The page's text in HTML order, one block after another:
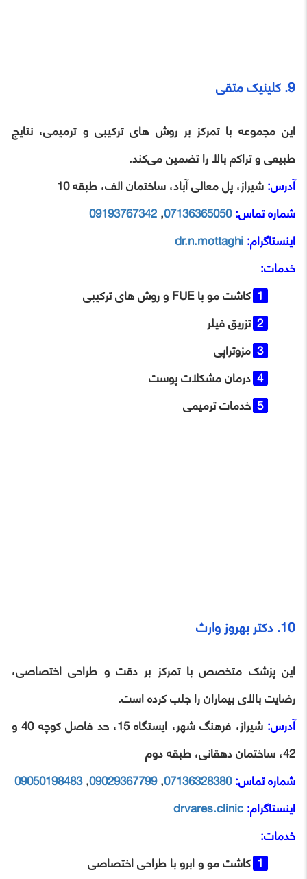
9. کلینیک متقی
این مجموعه با تمرکز بر روش‌ های ترکیبی و ترمیمی، نتایج
طبیعی و تراکم بالا را تضمین می‌کند.
آدرس:شیراز، پل معالی آباد، ساختمان الف، طبقه 10
شماره تماس:07136365050
,
09193767342
اینستاگرام:dr.n.mottaghi
خدمات:
کاشت مو با FUE و روش‌ های ترکیبی
تزریق فیلر
مزوتراپی
درمان مشکلات پوست
خدمات ترمیمی
10. دکتر بهروز وارث
این پزشک متخصص با تمرکز بر دقت و طراحی اختصاصی،
رضایت بالای بیماران را جلب کرده است.
آدرس:
شیراز، فرهنگ شهر، ایستگاه 15، حد فاصل کوچه 40 و
42، ساختمان دهقانی، طبقه دوم
شماره تماس:07136328380
,
09029367799
,
09050198483
اینستاگرام:drvares.clinic
خدمات:
کاشت مو و ابرو با طراحی اختصاصی